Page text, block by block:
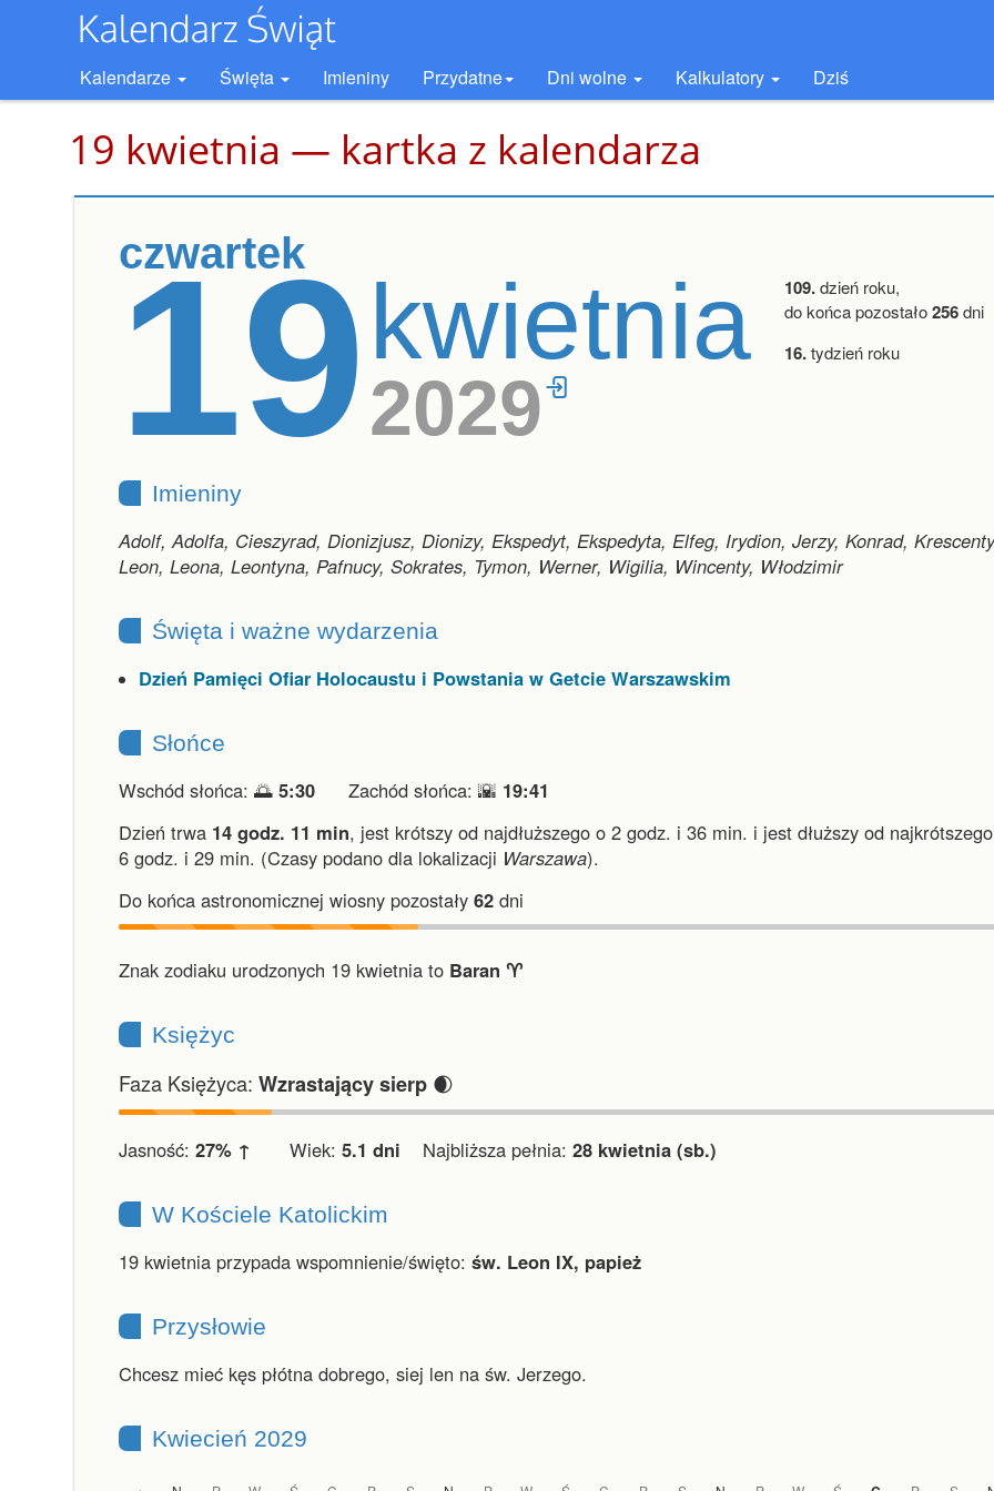
Kalendarze Święta Imieniny Przydatne Dni wolne Kalkulatory Dziś
19 kwietnia — kartka z kalendarza
czwartek
19kwietnia
2029
109.dzień roku,
do końca pozostało256dni
16.tydzień roku
Imieniny
Adolf, Adolfa, Cieszyrad, Dionizjusz, Dionizy, Ekspedyt, Ekspedyta, Elfeg, Irydion, Jerzy, Konrad,
Leon, Leona, Leontyna, Pafnucy, Sokrates, Tymon, Werner, Wigilia, Wincenty, Włodzimir
Święta i ważne wydarzenia
Dzień Pamięci Ofiar Holocaustu i Powstania w Getcie Warszawskim
Słońce
Wschód słońca: 🌅 5:30 Zachód słońca: 🌇 19:41
Dzień trwa 14 godz. 11 min, jest krótszy od najdłuższego o 2 godz. i 36 min. i jest dłuższy od
6 godz. i 29 min. (Czasy podano dla lokalizacji Warszawa).
Do końca astronomicznej wiosny pozostały 62 dni
Znak zodiaku urodzonych 19 kwietnia to Baran ♈︎
Księżyc
Faza Księżyca: Wzrastający sierp 🌒
Jasność: 27% ↑ Wiek: 5.1 dni Najbliższa pełnia: 28 kwietnia (sb.)
W Kościele Katolickim
19 kwietnia przypada wspomnienie/święto: św. Leon IX, papież
Przysłowie
Chcesz mieć kęs płótna dobrego, siej len na św. Jerzego.
Kwiecień 2029